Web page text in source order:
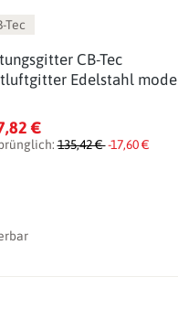
Tec
CB-Tec
Edelstahl
€
135,42 €-17,60 €